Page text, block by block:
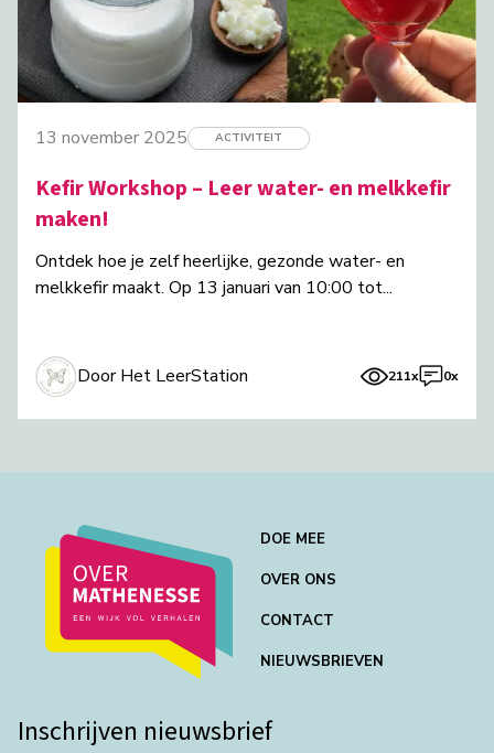
13 november 2025 ACTIVITEIT
Kefir Workshop – Leer water- en melkkefir
maken!
Ontdek hoe je zelf heerlijke, gezonde water- en
melkkefir maakt. Op 13 januari van 10:00 tot...
Door Het LeerStation 211x 0x
DOE MEE
OVER ONS
CONTACT
NIEUWSBRIEVEN
Inschrijven nieuwsbrief